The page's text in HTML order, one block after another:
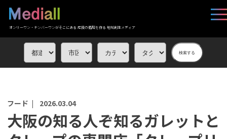
オンリーワン・ナンバーワンがそこにある 応援の循環を作る 地域創生メディア
検索する
フード | 2026.03.04
大阪の知る人ぞ知るガレットと